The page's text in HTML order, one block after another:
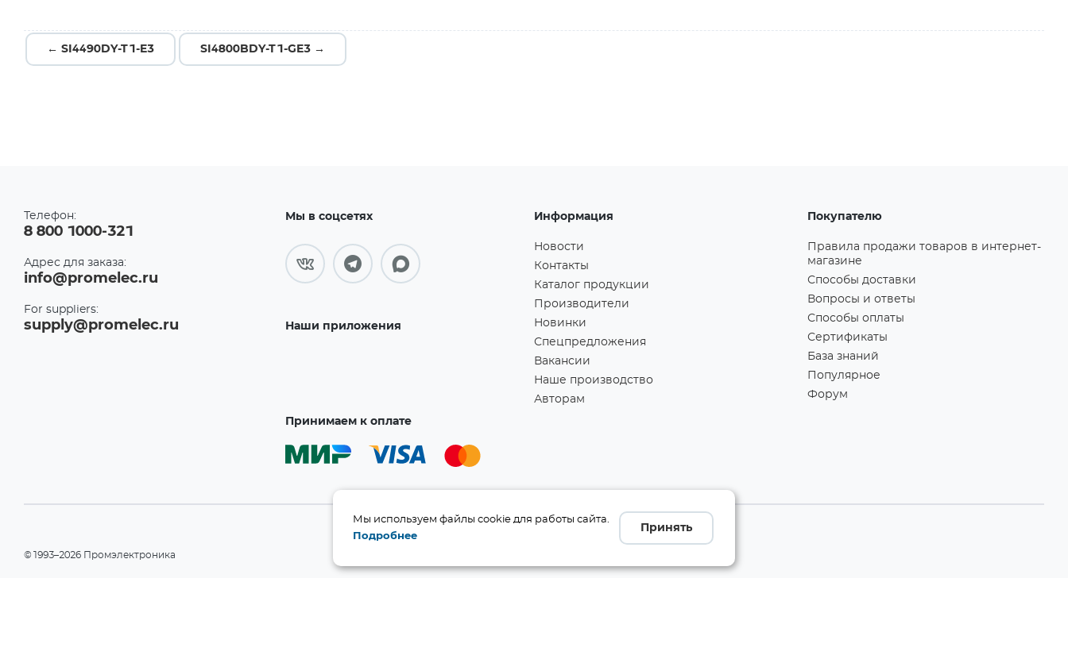
← SI4490DY-T1-E3 SI4800BDY-T1-GE3 →
Телефон:
8 800 1000-321
Адрес для заказа:
info@promelec.ru
For suppliers:
supply@promelec.ru
Мы в соцсетях
Наши приложения
Принимаем к оплате
Информация
Новости
Контакты
Каталог продукции
Производители
Новинки
Спецпредложения
Вакансии
Наше производство
Авторам
Покупателю
Правила продажи товаров в интернет-
магазине
Способы доставки
Вопросы и ответы
Способы оплаты
Сертификаты
База знаний
Популярное
Форум
©1993–2026 Промэлектроника
Мы используем файлы cookie для работы сайта.
Подробнее
Принять